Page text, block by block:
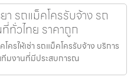
า รถแม็คโครรับจ้าง รถ
ทั่วไทย ราคาถูก
ครให้เช่า รถแม็คโครรับจ้าง บริการ
ทีมงานที่มีประสบการณ